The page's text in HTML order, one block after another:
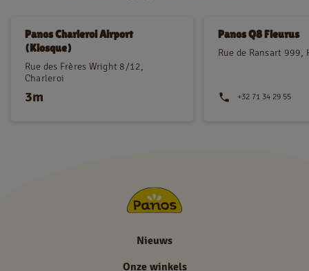
Panos Charleroi Airport
(Kiosque)
Rue des Frères Wright 8/12,
Charleroi
3m
Panos Q8 Fleurus
Rue de Ransart 999,
+32 71 34 29 55
Nieuws
Onze winkels